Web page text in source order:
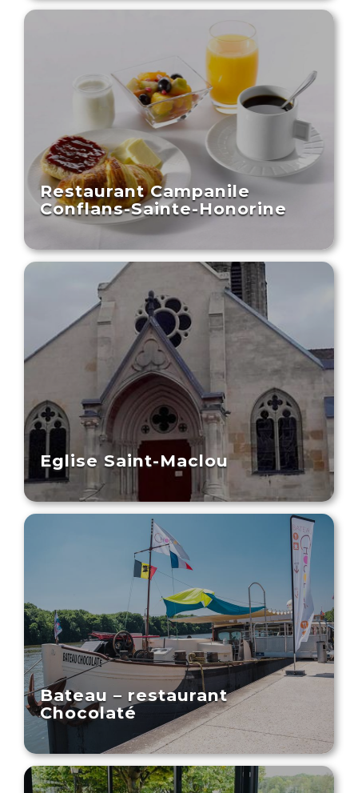
Restaurant Campanile
Conflans-Sainte-Honorine
Eglise Saint-Maclou
Bateau – restaurant
Chocolaté